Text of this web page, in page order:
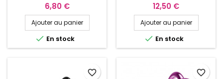
Prix
6,80 €
Ajouter au panier
 En stock
ZIRCONIUMS SP002AEC
Prix
12,50 €
Ajouter au panier
 En stock
favorite_border favorite_border